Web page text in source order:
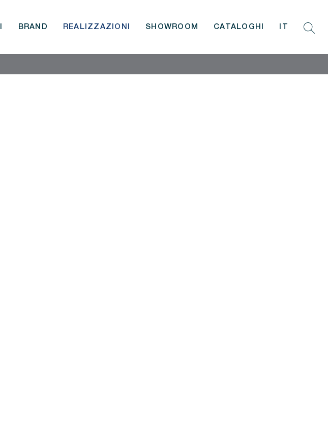
BRAND REALIZZAZIONI SHOWROOM CATALOGHI